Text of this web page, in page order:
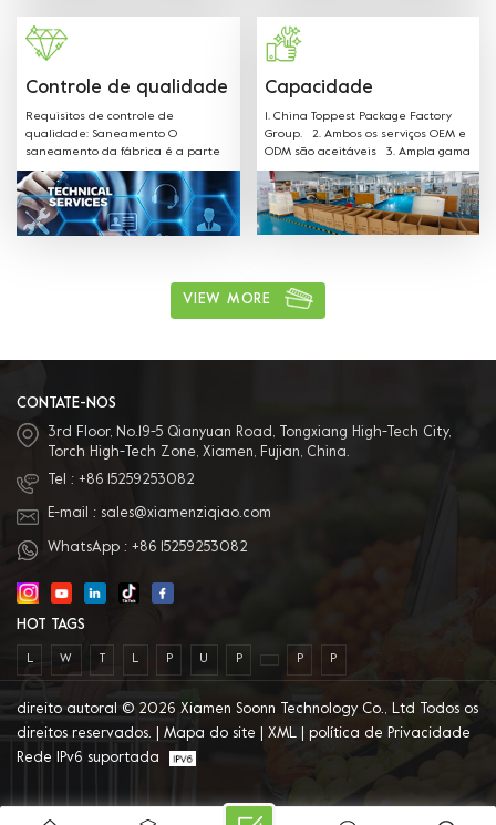
Bem-vindo OEM: Label & Sticker &
Forneça a cotação e os projetos de
molde a tempo. Temos equipe de
o melhor serviço.
Controle de qualidade
Requisitos de controle de
qualidade: Saneamento O
saneamento da fábrica é a parte
mais importante da nossa
produção. Nossa equipe é bem
treinada em todos os requisitos de
saneamento e segue as regras.
Capacidade
1. China Toppest Package Factory
Group. 2. Ambos os serviços OEM e
ODM são aceitáveis 3. Ampla gama
de produtos: Uso para embalagem
de frutas e legumes Caixa de
plástico PET, bandeja, Envoltório de
filme de rolo de plástico e saco
alimentos, Bandeja, envoltório de
filme plástico em rolo e saco,
fornecer o melhor serviço.
VIEW MORE
CONTATE-NOS
3rd Floor, No.19-5 Qianyuan Road, Tongxiang High-Tech City,
Torch High-Tech Zone, Xiamen, Fujian, China.
Tel : +86 15259253082
E-mail : sales@xiamenziqiao.com
WhatsApp : +86 15259253082
HOT TAGS
L W T L P U P P P
direito autoral © 2026 Xiamen Soonn Technology Co., Ltd Todos os
direitos reservados. | Mapa do site XML
política de Privacidade
Rede IPv6 suportada